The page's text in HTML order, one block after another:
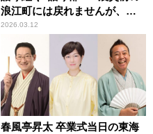
浪江町には戻れませんが、新
しい浪江町を作っていきた
い」
2026.03.12
春風亭昇太 卒業式当日の東海